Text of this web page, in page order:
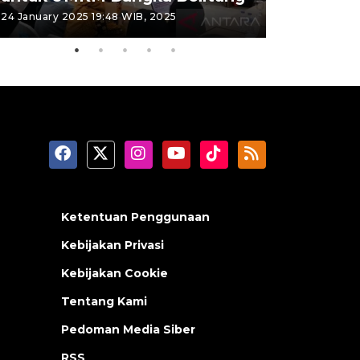
24 January 2025 19:48 WIB, 2025
Ketentuan Penggunaan
Kebijakan Privasi
Kebijakan Cookie
Tentang Kami
Pedoman Media Siber